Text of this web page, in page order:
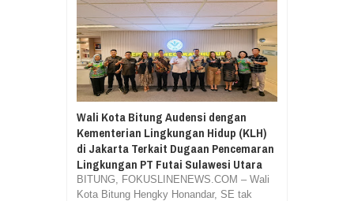
Wali Kota Bitung Audensi dengan
Kementerian Lingkungan Hidup (KLH)
di Jakarta Terkait Dugaan Pencemaran
Lingkungan PT Futai Sulawesi Utara
BITUNG, FOKUSLINENEWS.COM – Wali
Kota Bitung Hengky Honandar, SE tak